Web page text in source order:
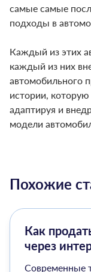
самые самые
подходы в
Каждый из этих
каждый из них
автомобильного
истории,
адаптируя и
модели
Похожие
Как
через
Современные